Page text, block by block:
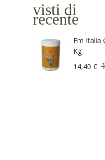
visti di
recente
Fm Italia
Kg
14,40 €